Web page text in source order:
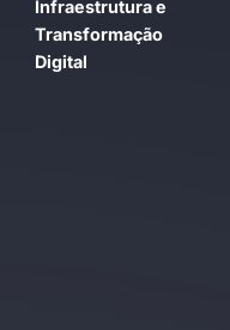
Infraestrutura e
Transformação
Digital